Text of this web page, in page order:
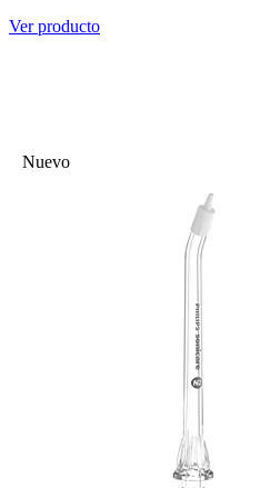
Ver producto
Nuevo